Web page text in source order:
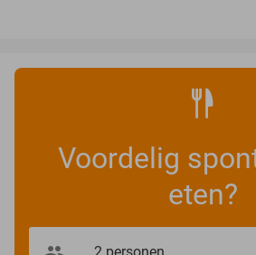
Voordelig
eten?